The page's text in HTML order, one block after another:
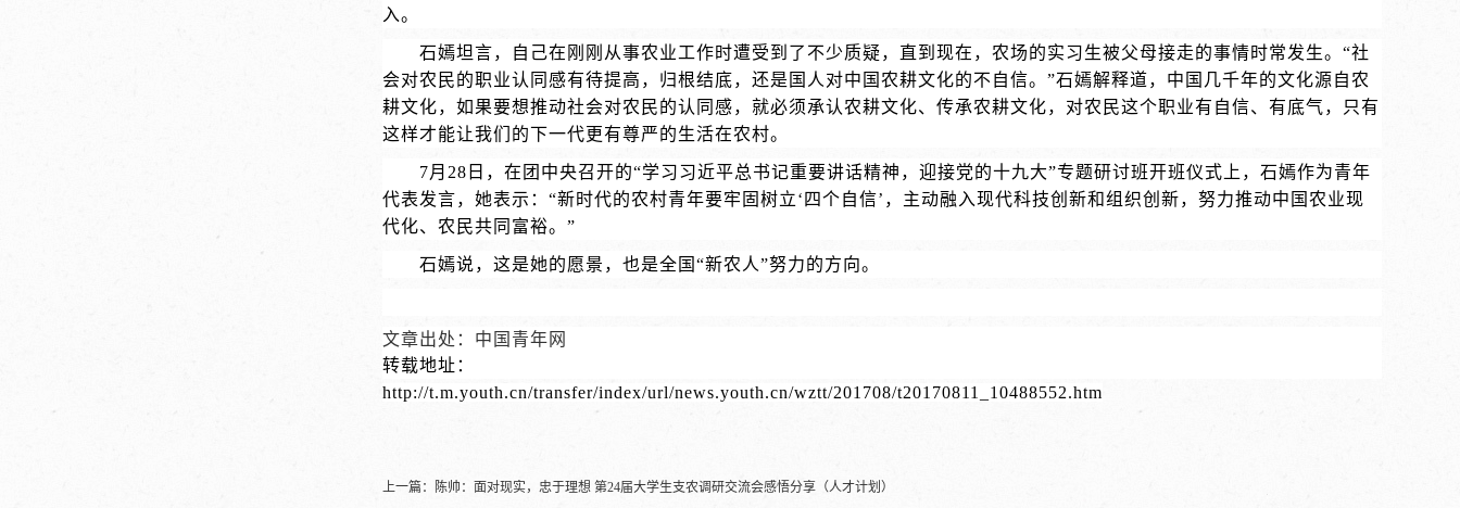
入。
石嫣坦言，自己在刚刚从事农业工作时遭受到了不少质疑，直到现在，农场的实习生被父母接走的事情时常发生。“社
会对农民的职业认同感有待提高，归根结底，还是国人对中国农耕文化的不自信。”石嫣解释道，中国几千年的文化源自农
耕文化，如果要想推动社会对农民的认同感，就必须承认农耕文化、传承农耕文化，对农民这个职业有自信、有底气，只有
这样才能让我们的下一代更有尊严的生活在农村。
7月28日，在团中央召开的“学习习近平总书记重要讲话精神，迎接党的十九大”专题研讨班开班仪式上，石嫣作为青年
代表发言，她表示：“新时代的农村青年要牢固树立‘四个自信’，主动融入现代科技创新和组织创新，努力推动中国农业现
代化、农民共同富裕。”
石嫣说，这是她的愿景，也是全国“新农人”努力的方向。
文章出处：中国青年网
转载地址：
http://t.m.youth.cn/transfer/index/url/news.youth.cn/wztt/201708/t20170811_10488552.htm
上一篇：
陈帅：面对现实，忠于理想 第24届大学生支农调研交流会感悟分享（人才计划）